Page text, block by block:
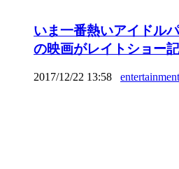
いま一番熱いアイドル
の映画がレイトショー
2017/12/22 13:58 entertainment